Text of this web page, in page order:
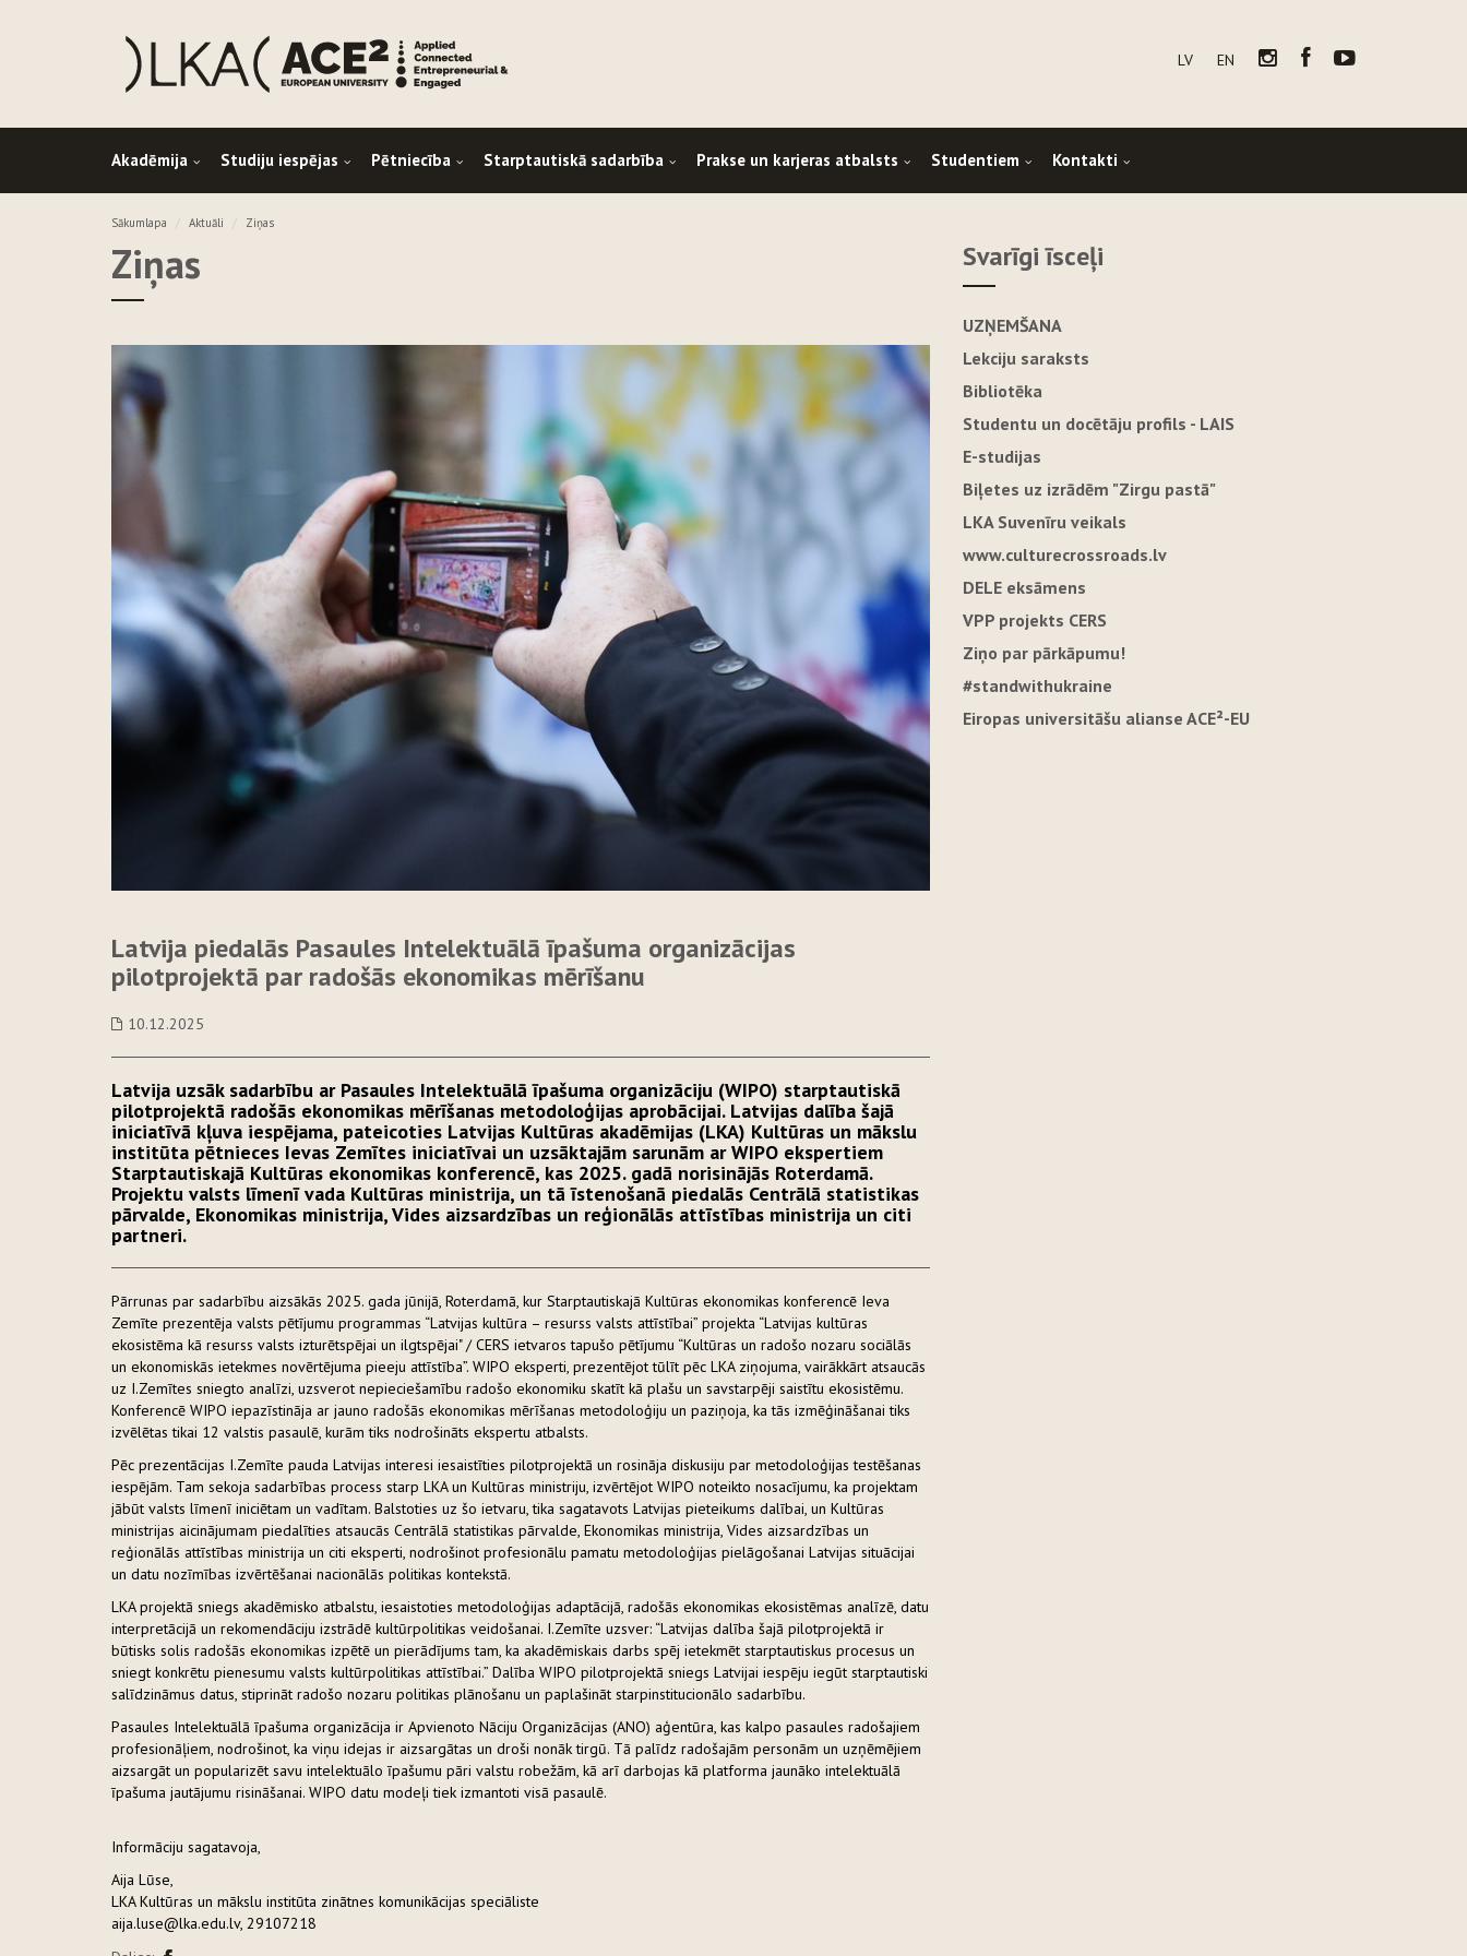
LV EN
Akadēmija Studiju iespējas Pētniecība Starptautiskā sadarbība Prakse un karjeras atbalsts Studentiem Kontakti
Sākumlapa Aktuāli Ziņas
Ziņas
Latvija piedalās Pasaules Intelektuālā īpašuma organizācijas
pilotprojektā par radošās ekonomikas mērīšanu
10.12.2025
Latvija uzsāk sadarbību ar Pasaules Intelektuālā īpašuma organizāciju (WIPO) starptautiskā
pilotprojektā radošās ekonomikas mērīšanas metodoloģijas aprobācijai. Latvijas dalība šajā
iniciatīvā kļuva iespējama, pateicoties Latvijas Kultūras akadēmijas (LKA) Kultūras un mākslu
institūta pētnieces Ievas Zemītes iniciatīvai un uzsāktajām sarunām ar WIPO ekspertiem
Starptautiskajā Kultūras ekonomikas konferencē, kas 2025. gadā norisinājās Roterdamā.
Projektu valsts līmenī vada Kultūras ministrija, un tā īstenošanā piedalās Centrālā statistikas
pārvalde, Ekonomikas ministrija, Vides aizsardzības un reģionālās attīstības ministrija un citi
partneri.
Pārrunas par sadarbību aizsākās 2025. gada jūnijā, Roterdamā, kur Starptautiskajā Kultūras ekonomikas konferencē Ieva
Zemīte prezentēja valsts pētījumu programmas “Latvijas kultūra – resurss valsts attīstībai” projekta “Latvijas kultūras
ekosistēma kā resurss valsts izturētspējai un ilgtspējai" / CERS ietvaros tapušo pētījumu “Kultūras un radošo nozaru sociālās
un ekonomiskās ietekmes novērtējuma pieeju attīstība”. WIPO eksperti, prezentējot tūlīt pēc LKA ziņojuma, vairākkārt atsaucās
uz I.Zemītes sniegto analīzi, uzsverot nepieciešamību radošo ekonomiku skatīt kā plašu un savstarpēji saistītu ekosistēmu.
Konferencē WIPO iepazīstināja ar jauno radošās ekonomikas mērīšanas metodoloģiju un paziņoja, ka tās izmēģināšanai tiks
izvēlētas tikai 12 valstis pasaulē, kurām tiks nodrošināts ekspertu atbalsts.
Pēc prezentācijas I.Zemīte pauda Latvijas interesi iesaistīties pilotprojektā un rosināja diskusiju par metodoloģijas testēšanas
iespējām. Tam sekoja sadarbības process starp LKA un Kultūras ministriju, izvērtējot WIPO noteikto nosacījumu, ka projektam
jābūt valsts līmenī iniciētam un vadītam. Balstoties uz šo ietvaru, tika sagatavots Latvijas pieteikums dalībai, un Kultūras
ministrijas aicinājumam piedalīties atsaucās Centrālā statistikas pārvalde, Ekonomikas ministrija, Vides aizsardzības un
reģionālās attīstības ministrija un citi eksperti, nodrošinot profesionālu pamatu metodoloģijas pielāgošanai Latvijas situācijai
un datu nozīmības izvērtēšanai nacionālās politikas kontekstā.
LKA projektā sniegs akadēmisko atbalstu, iesaistoties metodoloģijas adaptācijā, radošās ekonomikas ekosistēmas analīzē, datu
interpretācijā un rekomendāciju izstrādē kultūrpolitikas veidošanai. I.Zemīte uzsver: “Latvijas dalība šajā pilotprojektā ir
būtisks solis radošās ekonomikas izpētē un pierādījums tam, ka akadēmiskais darbs spēj ietekmēt starptautiskus procesus un
sniegt konkrētu pienesumu valsts kultūrpolitikas attīstībai.” Dalība WIPO pilotprojektā sniegs Latvijai iespēju iegūt starptautiski
salīdzināmus datus, stiprināt radošo nozaru politikas plānošanu un paplašināt starpinstitucionālo sadarbību.
Pasaules Intelektuālā īpašuma organizācija ir Apvienoto Nāciju Organizācijas (ANO) aģentūra, kas kalpo pasaules radošajiem
profesionāļiem, nodrošinot, ka viņu idejas ir aizsargātas un droši nonāk tirgū. Tā palīdz radošajām personām un uzņēmējiem
aizsargāt un popularizēt savu intelektuālo īpašumu pāri valstu robežām, kā arī darbojas kā platforma jaunāko intelektuālā
īpašuma jautājumu risināšanai. WIPO datu modeļi tiek izmantoti visā pasaulē.
Informāciju sagatavoja,
Aija Lūse,
LKA Kultūras un mākslu institūta zinātnes komunikācijas speciāliste
aija.luse@lka.edu.lv, 29107218
Svarīgi īsceļi
UZŅEMŠANA
Lekciju saraksts
Bibliotēka
Studentu un docētāju profils - LAIS
E-studijas
Biļetes uz izrādēm "Zirgu pastā"
LKA Suvenīru veikals
www.culturecrossroads.lv
DELE eksāmens
VPP projekts CERS
Ziņo par pārkāpumu!
#standwithukraine
Eiropas universitāšu alianse ACE²-EU